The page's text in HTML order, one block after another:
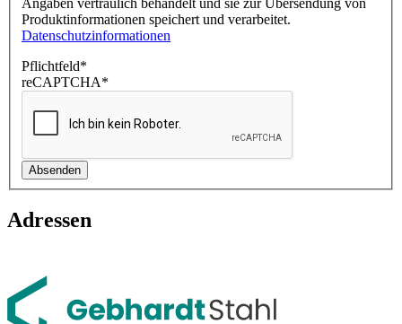
Angaben vertraulich behandelt und sie zur Übersendung von
Produktinformationen speichert und verarbeitet.
Datenschutzinformationen
Pflichtfeld*
reCAPTCHA*
Adressen